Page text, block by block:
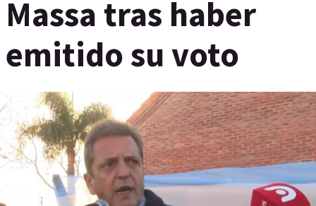
Massa tras haber
emitido su voto